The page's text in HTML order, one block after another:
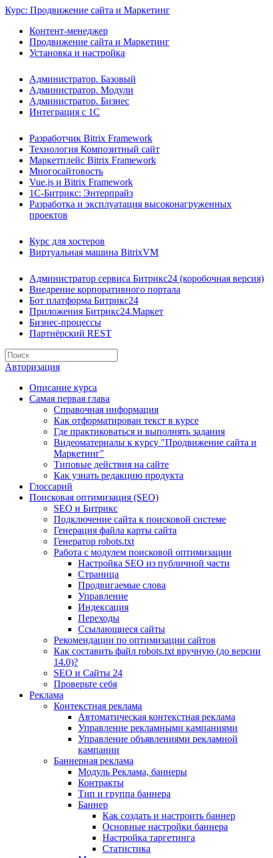
Курс: Продвижение сайта и Маркетинг
Контент-менеджер
Продвижение сайта и Маркетинг
Установка и настройка
Администратор. Базовый
Администратор. Модули
Администратор. Бизнес
Интеграция с 1С
Разработчик Bitrix Framework
Технология Композитный сайт
Маркетплейс Bitrix Framework
Многосайтовость
Vue.js и Bitrix Framework
1С-Битрикс: Энтерпрайз
Разработка и эксплуатация высоконагруженных
проектов
Курс для хостеров
Виртуальная машина BitrixVM
Администратор сервиса Битрикс24 (коробочная версия)
Внедрение корпоративного портала
Бот платформа Битрикс24
Приложения Битрикс24.Маркет
Бизнес-процессы
Партнёрский REST
Авторизация
Описание курса
Самая первая глава
Справочная информация
Как отформатирован текст в курсе
Где практиковаться и выполнять задания
Видеоматериалы к курсу "Продвижение сайта и
Маркетинг"
Типовые действия на сайте
Как узнать редакцию продукта
Глоссарий
Поисковая оптимизация (SEO)
SEO и Битрикс
Подключение сайта к поисковой системе
Генерация файла карты сайта
Генератор robots.txt
Работа с модулем поисковой оптимизации
Настройка SEO из публичной части
Страница
Продвигаемые слова
Управление
Индексация
Переходы
Ссылающиеся сайты
Рекомендации по оптимизации сайтов
Как составить файл robots.txt вручную (до версии
14.0)?
SEO и Сайты 24
Проверьте себя
Реклама
Контекстная реклама
Автоматическая контекстная реклама
Управление рекламными кампаниями
Управление объявлениями рекламной
кампании
Баннерная реклама
Модуль Реклама, баннеры
Контракты
Тип и группа баннера
Баннер
Как создать и настроить баннер
Основные настройки баннера
Настройка таргетинга
Статистика